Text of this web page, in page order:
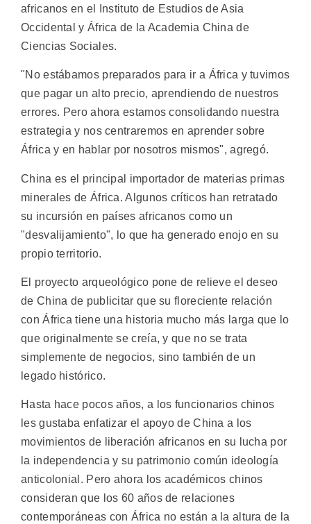
africanos en el Instituto de Estudios de Asia
Occidental y África de la Academia China de
Ciencias Sociales.
"No estábamos preparados para ir a África y tuvimos
que pagar un alto precio, aprendiendo de nuestros
errores. Pero ahora estamos consolidando nuestra
estrategia y nos centraremos en aprender sobre
África y en hablar por nosotros mismos", agregó.
China es el principal importador de materias primas
minerales de África. Algunos críticos han retratado
su incursión en países africanos como un
"desvalijamiento", lo que ha generado enojo en su
propio territorio.
El proyecto arqueológico pone de relieve el deseo
de China de publicitar que su floreciente relación
con África tiene una historia mucho más larga que lo
que originalmente se creía, y que no se trata
simplemente de negocios, sino también de un
legado histórico.
Hasta hace pocos años, a los funcionarios chinos
les gustaba enfatizar el apoyo de China a los
movimientos de liberación africanos en su lucha por
la independencia y su patrimonio común ideología
anticolonial. Pero ahora los académicos chinos
consideran que los 60 años de relaciones
contemporáneas con África no están a la altura de la